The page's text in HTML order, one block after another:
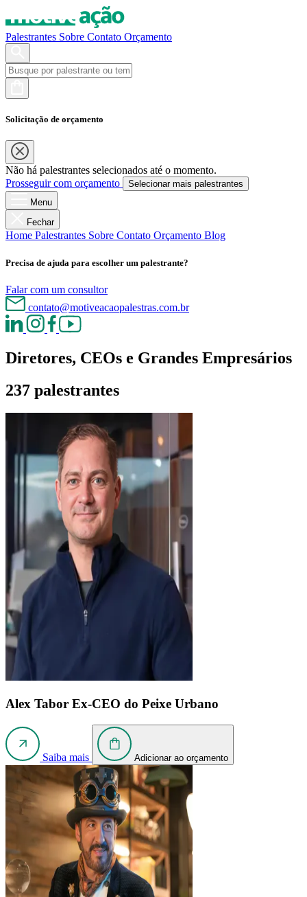
Palestrantes Sobre Contato Orçamento
Solicitação de orçamento
Não há palestrantes selecionados até o momento.
Prosseguir com orçamento
Selecionar mais palestrantes
Menu
Fechar
Home Palestrantes Sobre Contato Orçamento Blog
Precisa de ajuda para escolher um palestrante?
Falar com um consultor
contato@motiveacaopalestras.com.br
Diretores, CEOs e Grandes Empresários
237 palestrantes
Alex Tabor Ex-CEO do Peixe Urbano
Saiba mais Adicionar ao orçamento